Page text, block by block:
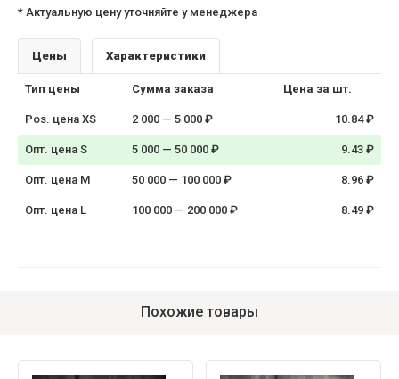
* Актуальную цену уточняйте у менеджера
Цены Характеристики
Тип цены Сумма заказа Цена за шт.
Роз. цена XS 2 000 — 5 000 ₽ 10.84 ₽
Опт. цена S 5 000 — 50 000 ₽ 9.43 ₽
Опт. цена M 50 000 — 100 000 ₽ 8.96 ₽
Опт. цена L 100 000 — 200 000 ₽ 8.49 ₽
Похожие товары